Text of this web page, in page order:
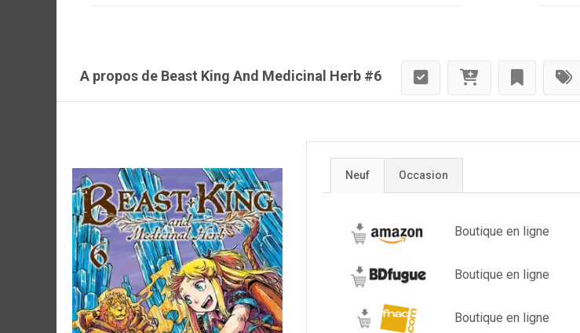
A propos de Beast King And Medicinal Herb #6
Neuf Occasion
Boutique en ligne
Boutique en ligne
Boutique en ligne